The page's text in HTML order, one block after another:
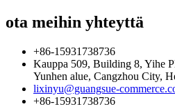
ota meihin yhteyttä
+86-15931738736
Kauppa 509, Building 8, Yihe
Yunhen alue, Cangzhou City,
lixinyu@guangsue-
+86-15931738736